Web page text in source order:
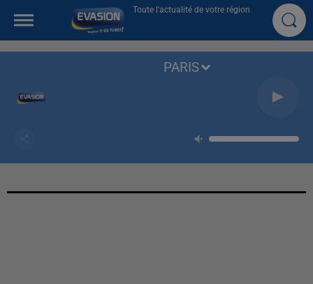
Toute l'actualité de votre région
PARIS